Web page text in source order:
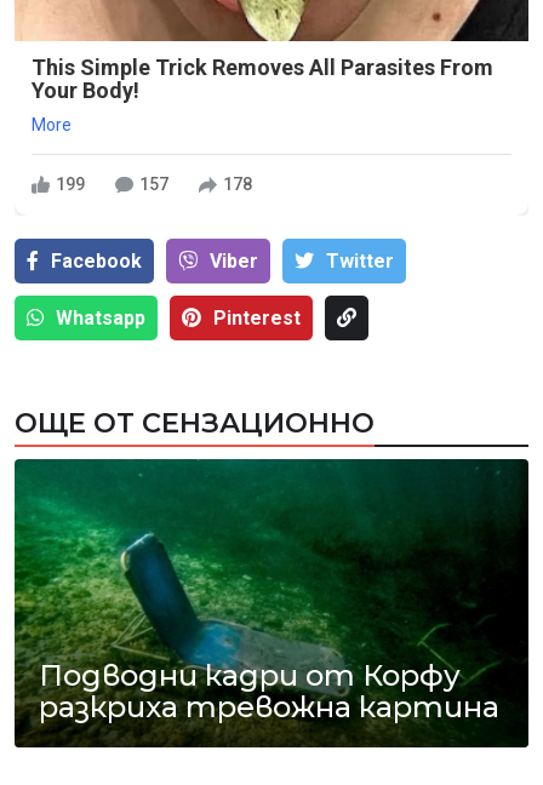
This Simple Trick Removes All Parasites From
Your Body!
More
199 157 178
Facebook Viber Тwitter
Whatsapp Pinterest
ОЩЕ ОТ СЕНЗАЦИОННО
Подводни кадри от Корфу
разкриха тревожна картина